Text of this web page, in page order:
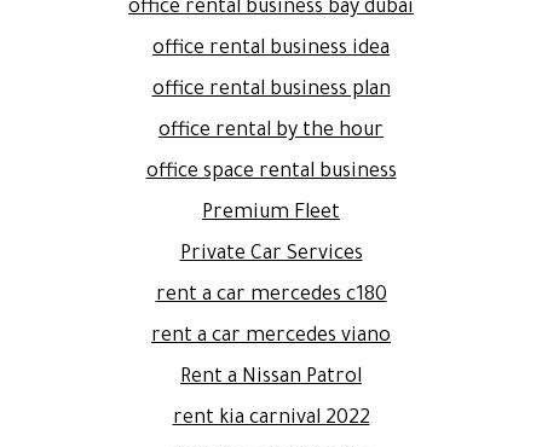
office rental business bay dubai
office rental business idea
office rental business plan
office rental by the hour
office space rental business
Premium Fleet
Private Car Services
rent a car mercedes c180
rent a car mercedes viano
Rent a Nissan Patrol
rent kia carnival 2022